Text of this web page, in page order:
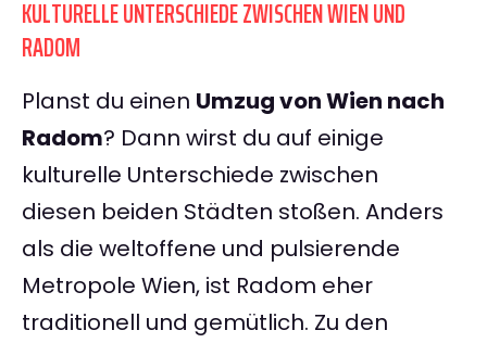
KULTURELLE UNTERSCHIEDE ZWISCHEN WIEN UND
RADOM
Planst du einen Umzug von Wien nach
Radom? Dann wirst du auf einige
kulturelle Unterschiede zwischen
diesen beiden Städten stoßen. Anders
als die weltoffene und pulsierende
Metropole Wien, ist Radom eher
traditionell und gemütlich. Zu den